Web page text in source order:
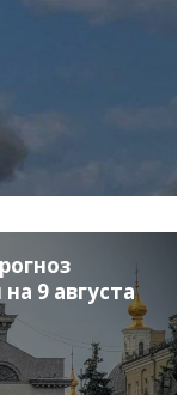
9 августа